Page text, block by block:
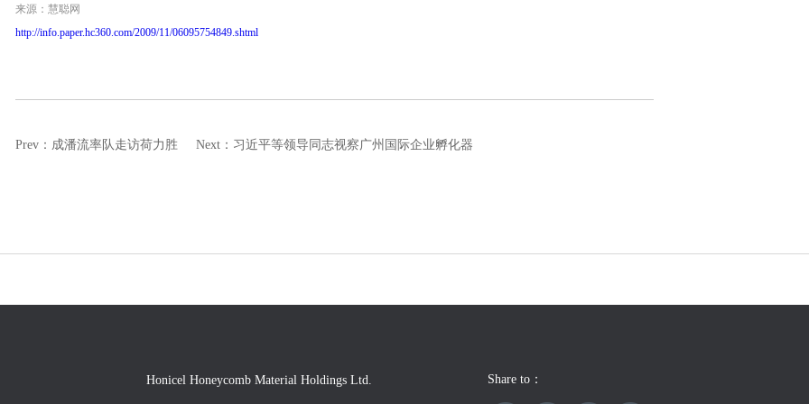
来源：慧聪网
http://info.paper.hc360.com/2009/11/06095754849.shtml
Prev： 成潘流率队走访荷力胜 Next： 习近平等领导同志视察广州国际企业孵化器
Honicel Honeycomb Material Holdings Ltd. Share to：